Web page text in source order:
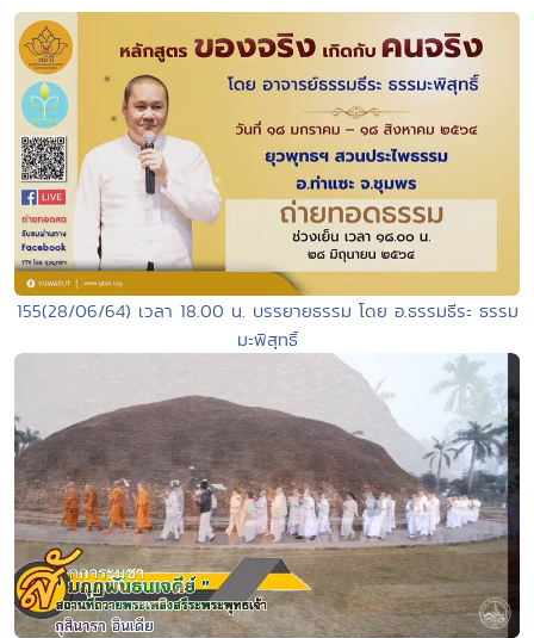
155(28/06/64) เวลา 18.00 น. บรรยายธรรม โดย อ.ธรรมธีระ ธรรม
มะพิสุทธิ์